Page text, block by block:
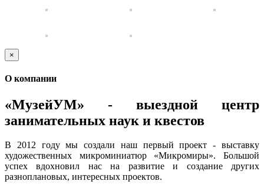
×
О компании
«МузейУМ» - выездной центр
занимательных наук и квестов
В 2012 году мы создали наш первый проект - выставку
художественных микроминиатюр «Микромиры». Большой
успех вдохновил нас на развитие и создание других
разноплановых, интересных проектов.